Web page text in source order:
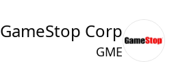
GameStop Corp
GME